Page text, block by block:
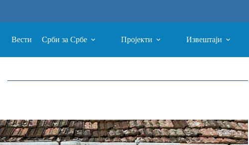
Вести Срби за Србе Пројекти Извештаји